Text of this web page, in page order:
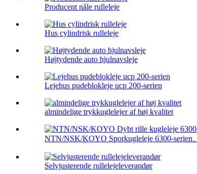
Producent nåle rulleleje
Hus cylindrisk rulleleje
Højtydende auto hjulnavsleje
Lejehus pudeblokleje ucp 200-serien
almindelige trykkuglelejer af høj kvalitet
NTN/NSK/KOYO Sporkugleleje 6300-serien
Selvjusterende rullelejeleverandør